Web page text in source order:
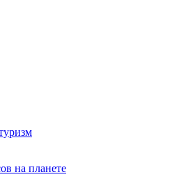
на планете